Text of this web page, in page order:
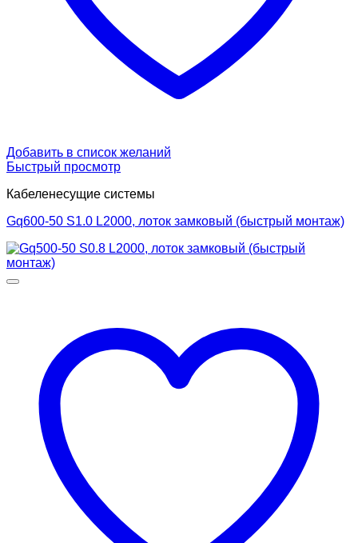
Добавить в список желаний
Быстрый просмотр
Кабеленесущие системы
Gq600-50 S1.0 L2000, лоток замковый (быстрый монтаж)